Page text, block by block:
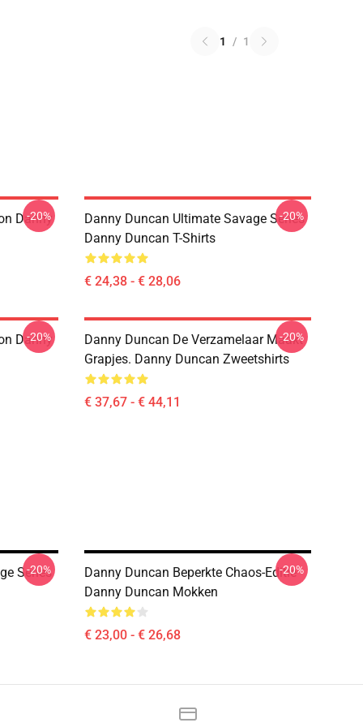
1 / 1
Danny
-20%
Danny Duncan Ultimate Savage Series
Danny Duncan T-Shirts
€ 24,38 - € 28,06
-20%
Danny
-20%
Danny Duncan De Verzamelaar Maakt
Grapjes. Danny Duncan Zweetshirts
€ 37,67 - € 44,11
-20%
Series
-20%
Danny Duncan Beperkte Chaos-Editie
Danny Duncan Mokken
€ 23,00 - € 26,68
-20%